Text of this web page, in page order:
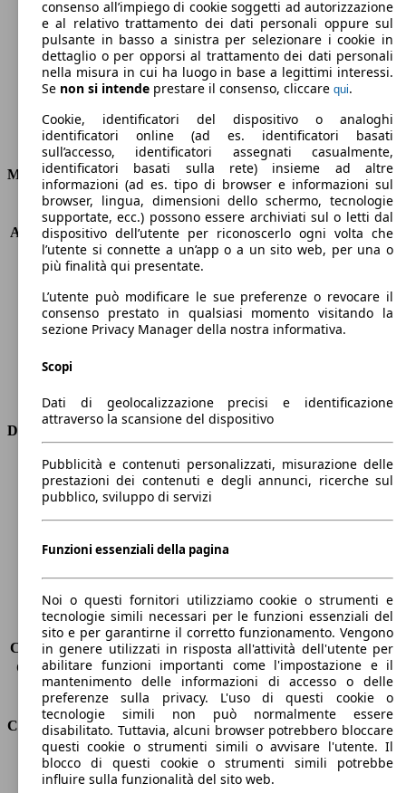
Emissioni di CO2 (combinato)*
Consumi
Motore e Prestazioni
KW (PS)
316 kW (430 PS)
Accelerazione (0-100 km/h)
4.8s
Velocità massima (km/h)
288 km/h
Numero di marce
8
Coppia
580 nm
Cilindrata
2979 ccm
Carburante
Benzina
Trasmissione
Dimensioni
Lunghezza
5260 mm
Altezza
1480 mm
Larghezza
Peso massimo
-
Sedili
5
Carico sul tetto
-
Capacità di traino (senza freni) -
Capacità di traino (con freni)
-
Volume del bagagliaio
530 l
Consumi
Emissioni di CO2*
253 g/km (komb.)
Consumo (urbano)
14.4 l/100km
consenso all’impiego di cookie soggetti ad autorizzazione
e al relativo trattamento dei dati personali oppure sul
pulsante in basso a sinistra per selezionare i cookie in
dettaglio o per opporsi al trattamento dei dati personali
nella misura in cui ha luogo in base a legittimi interessi.
Se non si intende prestare il consenso, cliccare qui.
Cookie, identificatori del dispositivo o analoghi
identificatori online (ad es. identificatori basati
sull’accesso, identificatori assegnati casualmente,
identificatori basati sulla rete) insieme ad altre
informazioni (ad es. tipo di browser e informazioni sul
browser, lingua, dimensioni dello schermo, tecnologie
supportate, ecc.) possono essere archiviati sul o letti dal
dispositivo dell’utente per riconoscerlo ogni volta che
l’utente si connette a un’app o a un sito web, per una o
più finalità qui presentate.
L’utente può modificare le sue preferenze o revocare il
consenso prestato in qualsiasi momento visitando la
sezione Privacy Manager della nostra informativa.
Scopi
Dati di geolocalizzazione precisi e identificazione
attraverso la scansione del dispositivo
Pubblicità e contenuti personalizzati, misurazione delle
prestazioni dei contenuti e degli annunci, ricerche sul
pubblico, sviluppo di servizi
Funzioni essenziali della pagina
Noi o questi fornitori utilizziamo cookie o strumenti e
tecnologie simili necessari per le funzioni essenziali del
sito e per garantirne il corretto funzionamento. Vengono
in genere utilizzati in risposta all'attività dell'utente per
abilitare funzioni importanti come l'impostazione e il
mantenimento delle informazioni di accesso o delle
preferenze sulla privacy. L'uso di questi cookie o
tecnologie simili non può normalmente essere
disabilitato. Tuttavia, alcuni browser potrebbero bloccare
questi cookie o strumenti simili o avvisare l'utente. Il
blocco di questi cookie o strumenti simili potrebbe
influire sulla funzionalità del sito web.